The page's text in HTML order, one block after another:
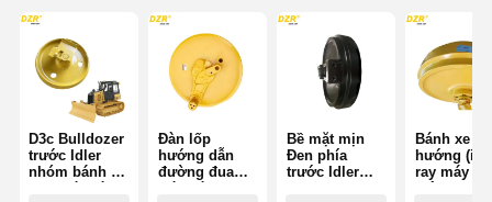
D3c Bulldozer
trước Idler
nhóm bánh xe
Đàn lốp
hướng dẫn
đường đua
Bề mặt mịn
Đen phía
trước Idler
Bánh xe
hướng
ray máy